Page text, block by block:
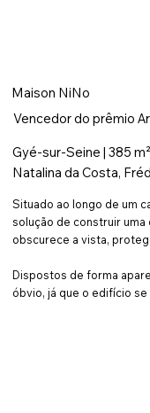
Maison NiNo
Vencedor do prêmio
Gyé-sur-Seine | 385
Natalina da Costa,
Situado ao longo de um
solução de construir
obscurece a vista,
Dispostos de forma
óbvio, já que o edifício